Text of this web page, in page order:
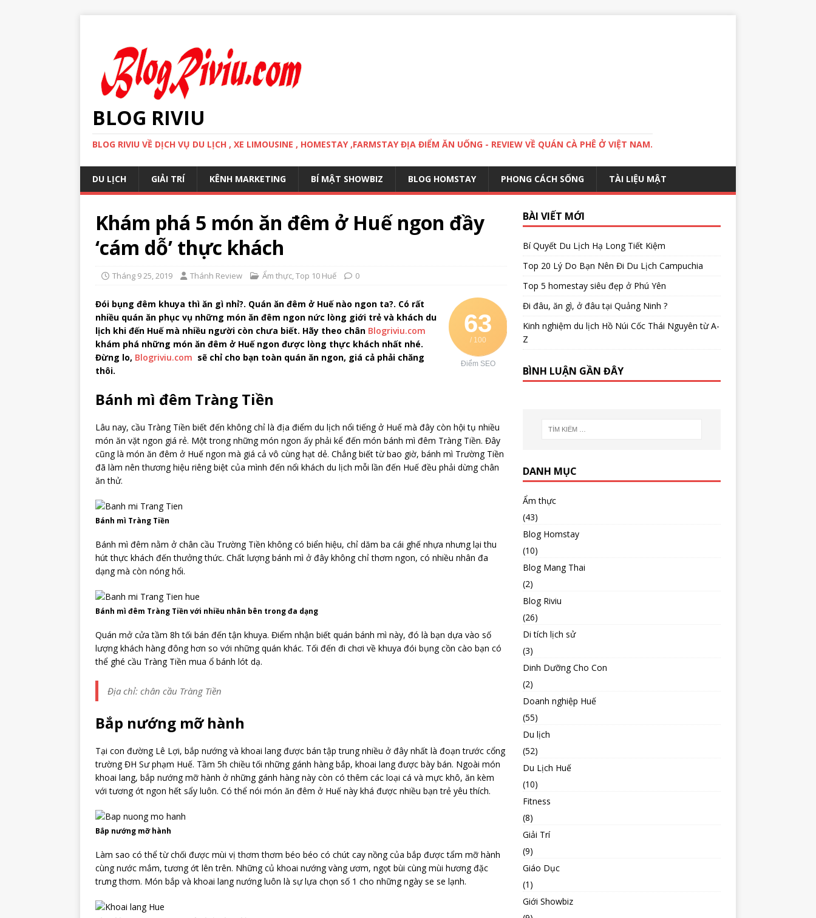
BLOG RIVIU
BLOG RIVIU VỀ DỊCH VỤ DU LỊCH , XE LIMOUSINE , HOMESTAY ,FARMSTAY ĐỊA ĐIỂM ĂN UỐNG - REVIEW VỀ QUÁN CÀ PHÊ Ở VIỆT NAM.
DU LỊCH GIẢI TRÍ KÊNH MARKETING BÍ MẬT SHOWBIZ BLOG HOMSTAY PHONG CÁCH SỐNG TÀI LIỆU MẬT
Khám phá 5 món ăn đêm ở Huế ngon đầy
‘cám dỗ’ thực khách
Tháng 9 25, 2019 Thánh Review Ẩm thực,Top 10 Huế 0
63
/ 100
Điểm SEO
Đói bụng đêm khuya thì ăn gì nhỉ?. Quán ăn đêm ở Huế nào ngon ta?. Có rất
nhiều quán ăn phục vụ những món ăn đêm ngon nức lòng giới trẻ và khách du
lịch khi đến Huế mà nhiều người còn chưa biết. Hãy theo chân Blogriviu.com
khám phá những món ăn đêm ở Huế ngon được lòng thực khách nhất nhé.
Đừng lo, Blogriviu.com sẽ chỉ cho bạn toàn quán ăn ngon, giá cả phải chăng
thôi.
Bánh mì đêm Tràng Tiền
Lâu nay, cầu Tràng Tiền biết đến không chỉ là địa điểm du lịch nổi tiếng ở Huế mà đây còn hội tụ nhiều
món ăn vặt ngon giá rẻ. Một trong những món ngon ấy phải kể đến món bánh mì đêm Tràng Tiền. Đây
cũng là món ăn đêm ở Huế ngon mà giá cả vô cùng hạt dẻ. Chẳng biết từ bao giờ, bánh mì Trường Tiền
đã làm nên thương hiệu riêng biệt của mình đến nổi khách du lịch mỗi lần đến Huế đều phải dừng chân
ăn thử.
Bánh mì Tràng Tiền
Bánh mì đêm nằm ở chân cầu Trường Tiền không có biển hiệu, chỉ dăm ba cái ghế nhựa nhưng lại thu
hút thực khách đến thưởng thức. Chất lượng bánh mì ở đây không chỉ thơm ngon, có nhiều nhân đa
dạng mà còn nóng hổi.
Bánh mì đêm Tràng Tiền với nhiều nhân bên trong đa dạng
Quán mở cửa tầm 8h tối bán đến tận khuya. Điểm nhận biết quán bánh mì này, đó là bạn dựa vào số
lượng khách hàng đông hơn so với những quán khác. Tối đến đi chơi về khuya đói bụng cồn cào bạn có
thể ghé cầu Tràng Tiền mua ổ bánh lót dạ.
Địa chỉ: chân cầu Tràng Tiền
Bắp nướng mỡ hành
Tại con đường Lê Lợi, bắp nướng và khoai lang được bán tập trung nhiều ở đây nhất là đoạn trước cổng
trường ĐH Sư phạm Huế. Tầm 5h chiều tối những gánh hàng bắp, khoai lang được bày bán. Ngoài món
khoai lang, bắp nướng mỡ hành ở những gánh hàng này còn có thêm các loại cá và mực khô, ăn kèm
với tương ớt ngon hết sẩy luôn. Có thể nói món ăn đêm ở Huế này khá được nhiều bạn trẻ yêu thích.
Bắp nướng mỡ hành
Làm sao có thể từ chối được mùi vị thơm thơm béo béo có chút cay nồng của bắp được tẩm mỡ hành
cùng nước mắm, tương ớt lên trên. Những củ khoai nướng vàng ươm, ngọt bùi cùng mùi hương đặc
trưng thơm. Món bắp và khoai lang nướng luôn là sự lựa chọn số 1 cho những ngày se se lạnh.
BÀI VIẾT MỚI
Bí Quyết Du Lịch Hạ Long Tiết Kiệm
Top 20 Lý Do Bạn Nên Đi Du Lịch Campuchia
Top 5 homestay siêu đẹp ở Phú Yên
Đi đâu, ăn gì, ở đâu tại Quảng Ninh ?
Kinh nghiệm du lịch Hồ Núi Cốc Thái Nguyên từ A-
Z
BÌNH LUẬN GẦN ĐÂY
DANH MỤC
Ẩm thực
(43)
Blog Homstay
(10)
Blog Mang Thai
(2)
Blog Riviu
(26)
Di tích lịch sử
(3)
Dinh Dưỡng Cho Con
(2)
Doanh nghiệp Huế
(55)
Du lịch
(52)
Du Lịch Huế
(10)
Fitness
(8)
Giải Trí
(9)
Giáo Dục
(1)
Giới Showbiz